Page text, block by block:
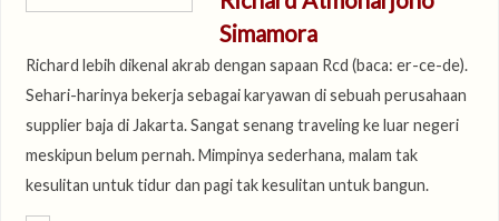
Simamora
Richard lebih dikenal akrab dengan sapaan Rcd (baca: er-ce-de).
Sehari-harinya bekerja sebagai karyawan di sebuah perusahaan
supplier baja di Jakarta. Sangat senang traveling ke luar negeri
meskipun belum pernah. Mimpinya sederhana, malam tak
kesulitan untuk tidur dan pagi tak kesulitan untuk bangun.